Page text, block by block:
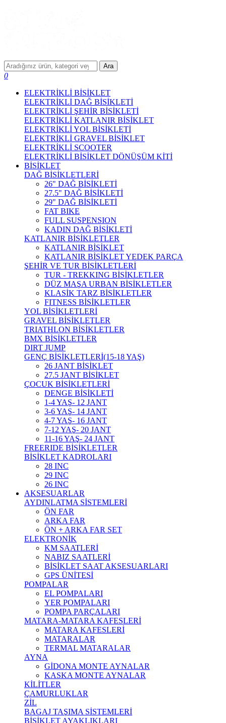
Ara
0
ELEKTRİKLİ BİSİKLET
ELEKTRİKLİ DAĞ BİSİKLETİ
ELEKTRİKLİ ŞEHİR BİSİKLETİ
ELEKTRİKLİ KATLANIR BİSİKLET
ELEKTRİKLİ YOL BİSİKLETİ
ELEKTRİKLİ GRAVEL BİSİKLET
ELEKTRİKLİ SCOOTER
ELEKTRİKLİ BİSİKLET DÖNÜŞÜM KİTİ
BİSİKLET
DAĞ BİSİKLETLERİ
26" DAĞ BİSİKLETİ
27.5" DAĞ BİSİKLETİ
29" DAĞ BİSİKLETİ
FAT BIKE
FULL SUSPENSION
KADIN DAĞ BİSİKLETİ
KATLANIR BİSİKLETLER
KATLANIR BİSİKLET
KATLANIR BİSİKLET YEDEK PARÇA
ŞEHİR VE TUR BİSİKLETLERİ
TUR - TREKKING BİSİKLETLER
DÜZ MAŞA URBAN BİSİKLETLER
KLASİK TARZ BİSİKLETLER
FITNESS BİSİKLETLER
YOL BİSİKLETLERİ
GRAVEL BİSİKLETLER
TRIATHLON BİSİKLETLER
BMX BİSİKLETLER
DIRT JUMP
GENÇ BİSİKLETLERİ(15-18 YAŞ)
26 JANT BİSİKLET
27.5 JANT BİSİKLET
ÇOCUK BİSİKLETLERİ
DENGE BİSİKLETİ
1-4 YAŞ- 12 JANT
3-6 YAŞ- 14 JANT
4-7 YAŞ- 16 JANT
7-12 YAŞ- 20 JANT
11-16 YAŞ- 24 JANT
FREERIDE BİSİKLETLER
BİSİKLET KADROLARI
28 INC
29 INC
26 INC
AKSESUARLAR
AYDINLATMA SİSTEMLERİ
ÖN FAR
ARKA FAR
ÖN + ARKA FAR SET
ELEKTRONİK
KM SAATLERİ
NABIZ SAATLERİ
BİSİKLET SAAT AKSESUARLARI
GPS ÜNİTESİ
POMPALAR
EL POMPALARI
YER POMPALARI
POMPA PARÇALARI
MATARA-MATARA KAFESLERİ
MATARA KAFESLERİ
MATARALAR
TERMAL MATARALAR
AYNA
GİDONA MONTE AYNALAR
KASKA MONTE AYNALAR
KİLİTLER
ÇAMURLUKLAR
ZİL
BAGAJ TAŞIMA SİSTEMLERİ
BİSİKLET AYAKLIKLARI